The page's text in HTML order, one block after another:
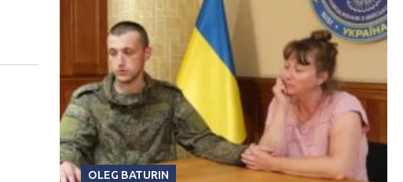
OLEG BATURIN